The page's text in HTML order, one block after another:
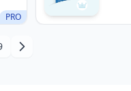
PRO